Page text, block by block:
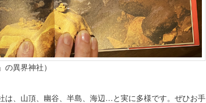
の異界神社）
は、山頂、幽谷、半島、海辺…と実に多様です。ぜひお手